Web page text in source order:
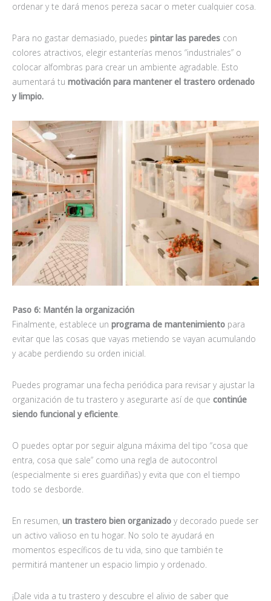
ordenar y te dará menos pereza sacar o meter cualquier cosa.
Para no gastar demasiado, puedes pintar las paredes con
colores atractivos, elegir estanterías menos “industriales” o
colocar alfombras para crear un ambiente agradable. Esto
aumentará tu motivación para mantener el trastero ordenado
y limpio.
Paso 6: Mantén la organización
Finalmente, establece un programa de mantenimiento para
evitar que las cosas que vayas metiendo se vayan acumulando
y acabe perdiendo su orden inicial.
Puedes programar una fecha periódica para revisar y ajustar la
organización de tu trastero y asegurarte así de que continúe
siendo funcional y eficiente.
O puedes optar por seguir alguna máxima del tipo “cosa que
entra, cosa que sale” como una regla de autocontrol
(especialmente si eres guardiñas) y evita que con el tiempo
todo se desborde.
En resumen, un trastero bien organizado y decorado puede ser
un activo valioso en tu hogar. No solo te ayudará en
momentos específicos de tu vida, sino que también te
permitirá mantener un espacio limpio y ordenado.
¡Dale vida a tu trastero y descubre el alivio de saber que